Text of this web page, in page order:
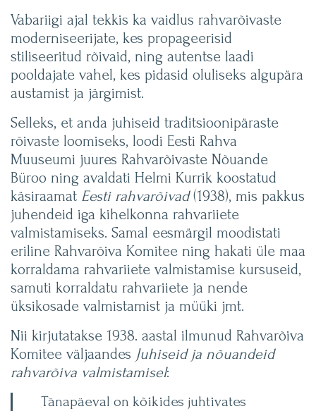
Vabariigi ajal tekkis ka vaidlus rahvarõivaste
moderniseerijate, kes propageerisid
stiliseeritud rõivaid, ning autentse laadi
pooldajate vahel, kes pidasid oluliseks algupära
austamist ja järgimist.
Selleks, et anda juhiseid traditsioonipäraste
rõivaste loomiseks, loodi Eesti Rahva
Muuseumi juures Rahvarõivaste Nõuande
Büroo ning avaldati Helmi Kurrik koostatud
käsiraamat Eesti rahvarõivad(1938), mis pakkus
juhendeid iga kihelkonna rahvariiete
valmistamiseks. Samal eesmärgil moodistati
eriline Rahvarõiva Komitee ning hakati üle maa
korraldama rahvariiete valmistamise kursuseid,
samuti korraldatu rahvariiete ja nende
üksikosade valmistamist ja müüki jmt.
Nii kirjutatakse 1938. aastal ilmunud Rahvarõiva
Komitee väljaandes Juhiseid ja nõuandeid
rahvarõiva valmistamisel:
Tänapäeval on kõikides juhtivates